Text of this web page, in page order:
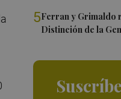
5Ferran y Grimaldo
Distinción de la